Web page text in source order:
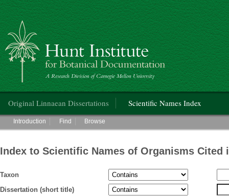
Hunt Institute for Botanical Documentation
Original Linnaean Dissertations Scientific Names Index
Main menu
Introduction Find Browse
Index to Scientific Names of Organisms Cited
Taxon
Dissertation (short title)